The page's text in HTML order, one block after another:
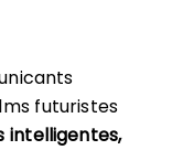
futuristes
intelligentes,